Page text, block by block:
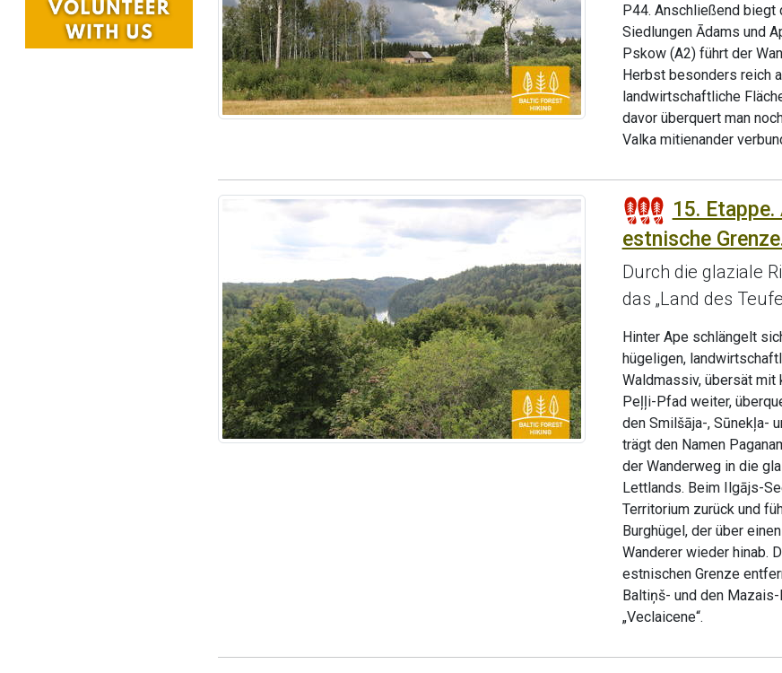
P44. Anschließend biegt
Siedlungen Ādams und
Pskow (A2) führt der
Herbst besonders reich
landwirtschaftliche
davor überquert man
Valka mitienander
15.
estnische
Durch die glaziale
das „Land des
Hinter Ape schlängelt
hügeligen,
Waldmassiv, übersät mit
Peļļi-Pfad weiter,
den Smilšāja-, Sūnekļa-
trägt den Namen
der Wanderweg in die
Lettlands. Beim Ilgājs-
Territorium zurück und
Burghügel, der über
Wanderer wieder hinab.
estnischen Grenze
Baltiņš- und den
„Veclaicene“.